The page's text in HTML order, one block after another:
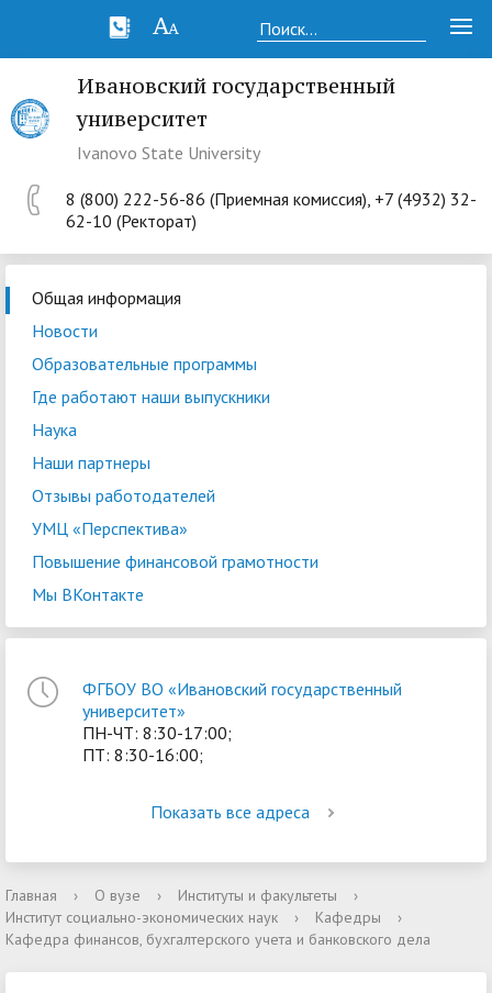
Ивановский государственный
университет
Ivanovo State University
8 (800) 222-56-86 (Приемная комиссия), +7 (4932) 32-
62-10 (Ректорат)
Общая информация
Новости
Образовательные программы
Где работают наши выпускники
Наука
Наши партнеры
Отзывы работодателей
УМЦ «Перспектива»
Повышение финансовой грамотности
Мы ВКонтакте
ФГБОУ ВО «Ивановский государственный
университет»
ПН-ЧТ: 8:30-17:00;
ПТ: 8:30-16:00;
Показать все адреса
Главная › О вузе › Институты и факультеты
›
Институт социально-экономических наук
› Кафедры
›
Кафедра финансов, бухгалтерского учета и банковского дела